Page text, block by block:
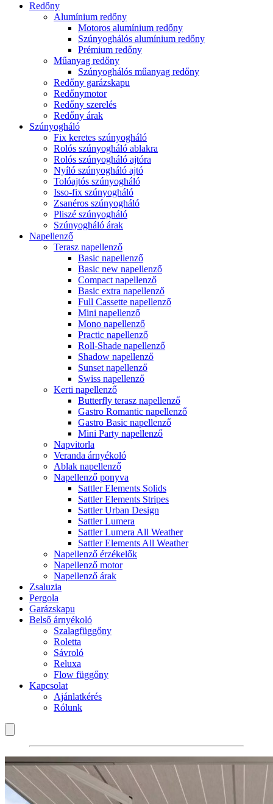
Redőny
Alumínium redőny
Motoros alumínium redőny
Szúnyoghálós alumínium redőny
Prémium redőny
Műanyag redőny
Szúnyoghálós műanyag redőny
Redőny garázskapu
Redőnymotor
Redőny szerelés
Redőny árak
Szúnyogháló
Fix keretes szúnyogháló
Rolós szúnyogháló ablakra
Rolós szúnyogháló ajtóra
Nyíló szúnyogháló ajtó
Tolóajtós szúnyogháló
Isso-fix szúnyogháló
Zsanéros szúnyogháló
Pliszé szúnyogháló
Szúnyogháló árak
Napellenző
Terasz napellenző
Basic napellenző
Basic new napellenző
Compact napellenző
Basic extra napellenző
Full Cassette napellenző
Mini napellenző
Mono napellenző
Practic napellenző
Roll-Shade napellenző
Shadow napellenző
Sunset napellenző
Swiss napellenző
Kerti napellenző
Butterfly terasz napellenző
Gastro Romantic napellenző
Gastro Basic napellenző
Mini Party napellenző
Napvitorla
Veranda árnyékoló
Ablak napellenző
Napellenző ponyva
Sattler Elements Solids
Sattler Elements Stripes
Sattler Urban Design
Sattler Lumera
Sattler Lumera All Weather
Sattler Elements All Weather
Napellenző érzékelők
Napellenző motor
Napellenző árak
Zsaluzia
Pergola
Garázskapu
Belső árnyékoló
Szalagfüggőny
Roletta
Sávroló
Reluxa
Flow függőny
Kapcsolat
Ajánlatkérés
Rólunk